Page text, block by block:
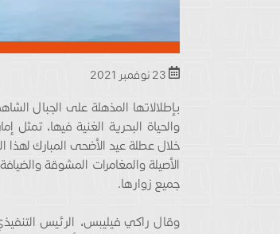
بإطلالاتها المذهلة على الجبال
والحياة البحرية الغنية فيها، تمثل
خلال عطلة عيد الأضحى المبارك لهذا
الأصيلة والمغامرات المشوقة
جميع زوارها.
وقال راكي فيليبس، الرئيس